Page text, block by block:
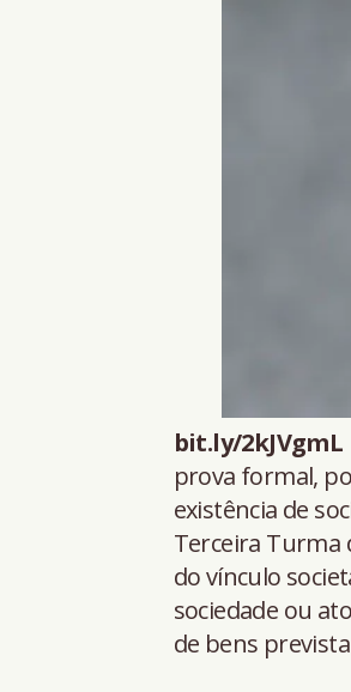
bit.ly/2kJVgmL
prova formal,
existência de
Terceira Turma
do vínculo
sociedade ou
de bens